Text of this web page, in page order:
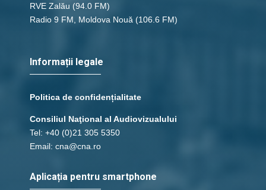
RVE Zalău (94.0 FM)
Radio 9 FM, Moldova Nouă (106.6 FM)
Informații legale
Politica de confidențialitate
Consiliul Naţional al Audiovizualului
Tel: +40 (0)21 305 5350
Email: cna@cna.ro
Aplicația pentru smartphone